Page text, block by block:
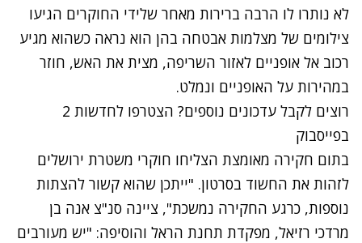
לא נותרו לו הרבה ברירות מאחר שלידי החוקרים הגיעו
צילומים של מצלמות אבטחה בהן הוא נראה כשהוא מגיע
רכוב אל אופניים לאזור השריפה, מצית את האש, חוזר
במהירות על האופניים ונמלט.
רוצים לקבל עדכונים נוספים? הצטרפו לחדשות 2
בפייסבוק
בתום חקירה מאומצת הצליחו חוקרי משטרת ירושלים
לזהות את החשוד בסרטון. "ייתכן שהוא קשור להצתות
נוספות, כרגע החקירה נמשכת", ציינה סנ"צ אנה בן
מרדכי רזיאל, מפקדת תחנת הראל והוסיפה: "יש מעורבים